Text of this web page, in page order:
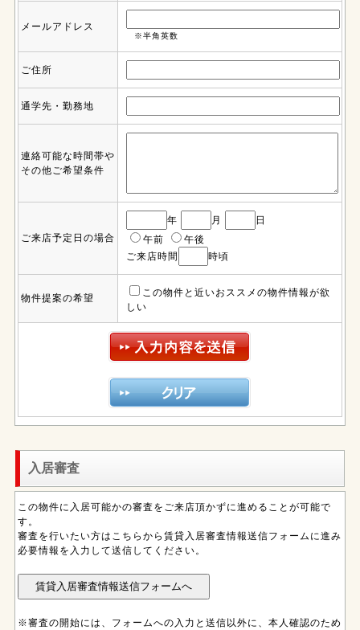
メールアドレス
※半角英数
ご住所
通学先・勤務地
連絡可能な時間帯や
その他ご希望条件
ご来店予定日の場合
年 月
日
午前
午後
ご来店時間
時頃
物件提案の希望
この物件と近いおススメの物件情報が欲
しい
入居審査
この物件に入居可能かの審査をご来店頂かずに進めることが可能で
す。
審査を行いたい方はこちらから賃貸入居審査情報送信フォームに進み
必要情報を入力して送信してください。
※審査の開始には、フォームへの入力と送信以外に、本人確認のため